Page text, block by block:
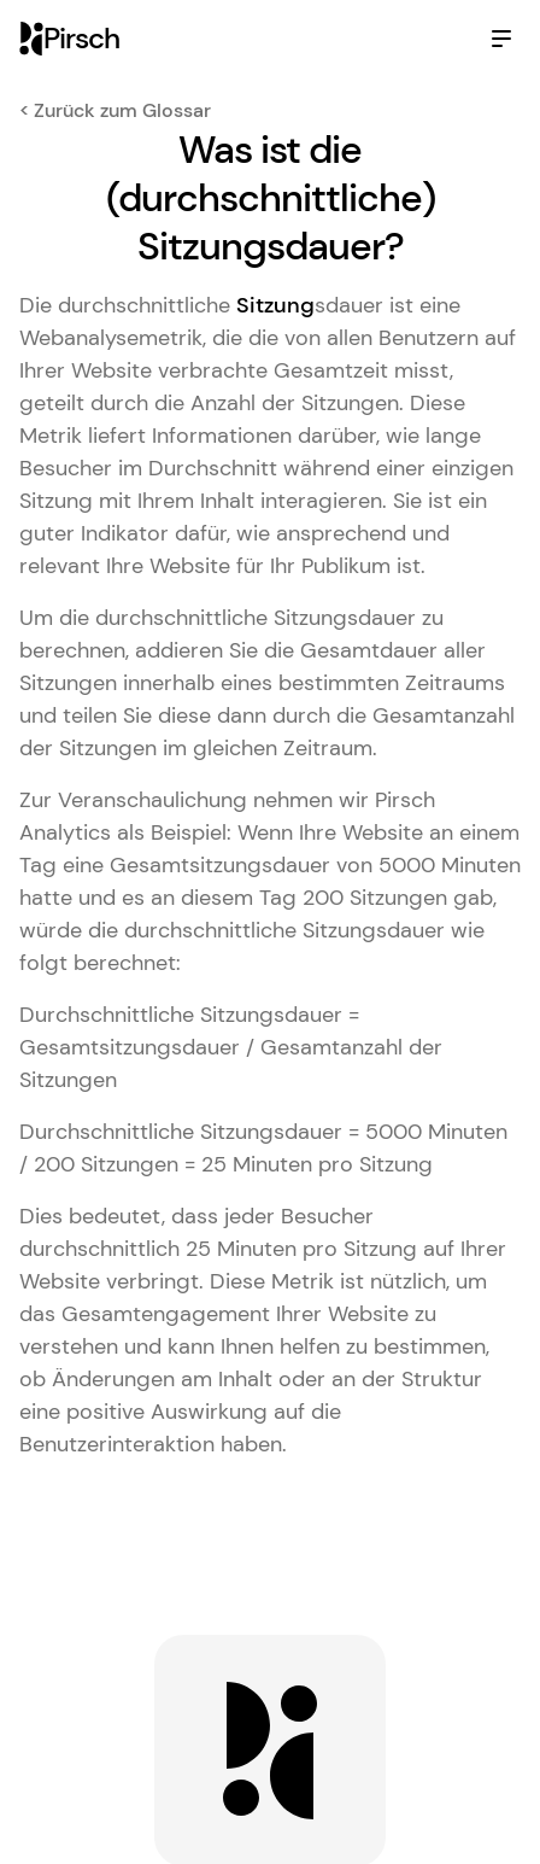
Pirsch
< Zurück zum Glossar
Was ist die
(durchschnittliche)
Sitzungsdauer?
Die durchschnittliche Sitzungsdauer ist eine
Webanalysemetrik, die die von allen Benutzern auf
Ihrer Website verbrachte Gesamtzeit misst,
geteilt durch die Anzahl der Sitzungen. Diese
Metrik liefert Informationen darüber, wie lange
Besucher im Durchschnitt während einer einzigen
Sitzung mit Ihrem Inhalt interagieren. Sie ist ein
guter Indikator dafür, wie ansprechend und
relevant Ihre Website für Ihr Publikum ist.
Um die durchschnittliche Sitzungsdauer zu
berechnen, addieren Sie die Gesamtdauer aller
Sitzungen innerhalb eines bestimmten Zeitraums
und teilen Sie diese dann durch die Gesamtanzahl
der Sitzungen im gleichen Zeitraum.
Zur Veranschaulichung nehmen wir Pirsch
Analytics als Beispiel: Wenn Ihre Website an einem
Tag eine Gesamtsitzungsdauer von 5000 Minuten
hatte und es an diesem Tag 200 Sitzungen gab,
würde die durchschnittliche Sitzungsdauer wie
folgt berechnet:
Durchschnittliche Sitzungsdauer =
Gesamtsitzungsdauer / Gesamtanzahl der
Sitzungen
Durchschnittliche Sitzungsdauer = 5000 Minuten
/ 200 Sitzungen = 25 Minuten pro Sitzung
Dies bedeutet, dass jeder Besucher
durchschnittlich 25 Minuten pro Sitzung auf Ihrer
Website verbringt. Diese Metrik ist nützlich, um
das Gesamtengagement Ihrer Website zu
verstehen und kann Ihnen helfen zu bestimmen,
ob Änderungen am Inhalt oder an der Struktur
eine positive Auswirkung auf die
Benutzerinteraktion haben.